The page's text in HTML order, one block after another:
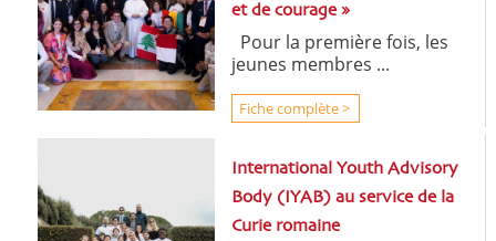
et de courage »
Pour la première fois, les
jeunes membres ...
Fiche complète >
International Youth Advisory
Body (IYAB) au service de la
Curie romaine